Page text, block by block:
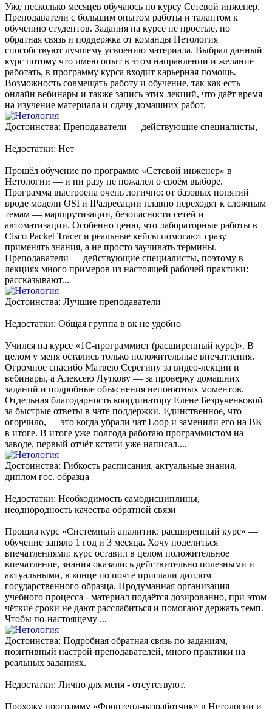
Уже несколько месяцев обучаюсь по курсу Сетевой инженер.
Преподаватели с большим опытом работы и талантом к
обучению студентов. Задания на курсе не простые, но
обратная связь и поддержка от команды Нетология
способствуют лучшему усвоению материала. Выбрал данный
курс потому что имею опыт в этом направлении и желание
работать, в программу курса входит карьерная помощь.
Возможность совмещать работу и обучение, так как есть
онлайн вебинары и также запись этих лекций, что даёт время
на изучение материала и сдачу домашних работ.
Достоинства: Преподаватели — действующие специалисты,
Недостатки: Нет
Прошёл обучение по программе «Сетевой инженер» в
Нетологии — и ни разу не пожалел о своём выборе.
Программа выстроена очень логично: от базовых понятий
вроде модели OSI и IPадресации плавно переходят к сложным
темам — маршрутизации, безопасности сетей и
автоматизации. Особенно ценю, что лабораторные работы в
Cisco Packet Tracer и реальные кейсы помогают сразу
применять знания, а не просто заучивать термины.
Преподаватели — действующие специалисты, поэтому в
лекциях много примеров из настоящей рабочей практики:
рассказывают...
Достоинства: Лучшие преподаватели
Недостатки: Общая группа в вк не удобно
Учился на курсе «1С-программист (расширенный курс)». В
целом у меня остались только положительные впечатления.
Огромное спасибо Матвею Серёгину за видео-лекции и
вебинары, а Алексею Луткову — за проверку домашних
заданий и подробные объяснения непонятных моментов.
Отдельная благодарность координатору Елене Безрученковой
за быстрые ответы в чате поддержки. Единственное, что
огорчило, — это когда убрали чат Loop и заменили его на ВК
в итоге. В итоге уже полгода работаю программистом на
заводе, первый отчёт кстати уже написал....
Достоинства: Гибкость расписания, актуальные знания,
диплом гос. образца
Недостатки: Необходимость самодисциплины,
неоднородность качества обратной связи
Прошла курс «Системный аналитик: расширенный курс» —
обучение заняло 1 год и 3 месяца. Хочу поделиться
впечатлениями: курс оставил в целом положительное
впечатление, знания оказались действительно полезными и
актуальными, в конце по почте прислали диплом
государственного образца. Продуманная организация
учебного процесса - материал подаётся дозированно, при этом
чёткие сроки не дают расслабиться и помогают держать темп.
Чтобы по-настоящему ...
Достоинства: Подробная обратная связь по заданиям,
позитивный настрой преподавателей, много практики на
реальных заданиях.
Недостатки: Лично для меня - отсутствуют.
Прохожу программу «Фронтенд-разработчик» в Нетологии и